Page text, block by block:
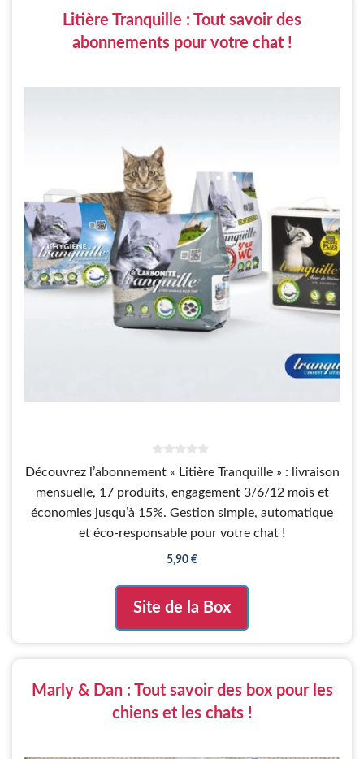
Litière Tranquille : Tout savoir des
abonnements pour votre chat !
s
u
r
5
Découvrez l’abonnement « Litière Tranquille » : livraison
mensuelle, 17 produits, engagement 3/6/12 mois et
économies jusqu’à 15%. Gestion simple, automatique
et éco-responsable pour votre chat !
5,90 €
Site de la Box
Marly & Dan : Tout savoir des box pour les
chiens et les chats !